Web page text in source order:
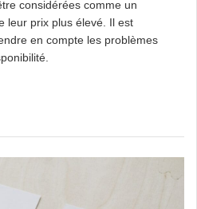
considérées comme un
leur prix plus élevé. Il est
en compte les problèmes